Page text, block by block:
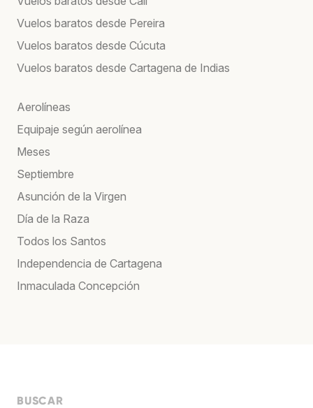
Vuelos baratos desde Pereira
Vuelos baratos desde Cúcuta
Vuelos baratos desde Cartagena de Indias
Aerolíneas
Equipaje según aerolínea
Meses
Septiembre
Asunción de la Virgen
Día de la Raza
Todos los Santos
Independencia de Cartagena
Inmaculada Concepción
BUSCAR